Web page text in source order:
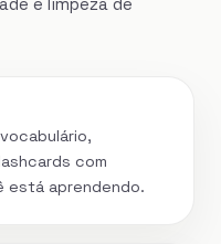
e limpeza de
com
está aprendendo.